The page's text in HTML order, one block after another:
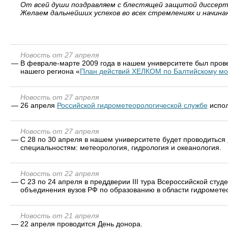
От всей души поздравляем с блестящей защитой
Желаем дальнейших успехов во всех стремлениях и
Новость от 27 апреля
— В феврале-марте 2009 года в нашем университете был
нашего региона «План действий ХЕЛКОМ по Балтийскому
Новость от 27 апреля
— 26 апреля Российской гидрометеорологической службе
Новость от 27 апреля
— C 28 по 30 апреля в нашем университете будет проводиться
специальностям: метеорология, гидрология и океанология.
Новость от 22 апреля
— С 23 по 24 апреля в преддверии III тура Всероссийской
объединения вузов РФ по образованию в области
Новость от 21 апреля
— 22 апреля проводится День донора.